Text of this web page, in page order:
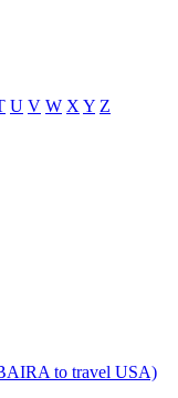
U V W XY Z
to travel USA)